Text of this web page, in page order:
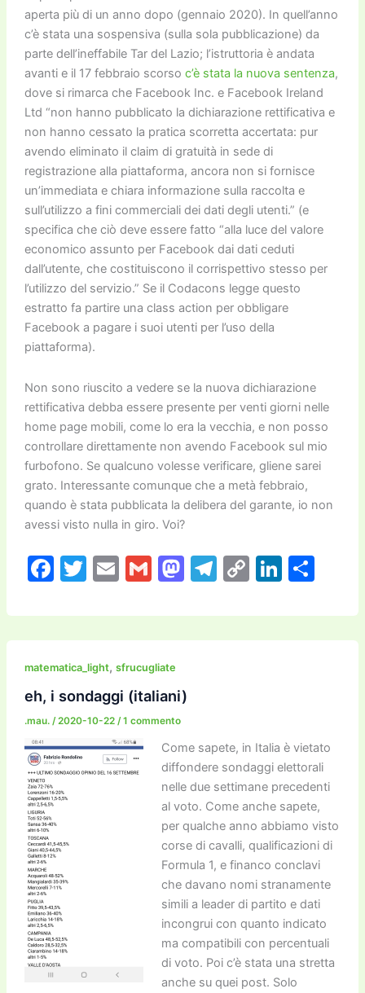
aperta più di un anno dopo (gennaio 2020). In quell’anno
c’è stata una sospensiva (sulla sola pubblicazione) da
parte dell’ineffabile Tar del Lazio; l’istruttoria è andata
avanti e il 17 febbraio scorso c’è stata la nuova sentenza,
dove si rimarca che Facebook Inc. e Facebook Ireland
Ltd “non hanno pubblicato la dichiarazione rettificativa e
non hanno cessato la pratica scorretta accertata: pur
avendo eliminato il claim di gratuità in sede di
registrazione alla piattaforma, ancora non si fornisce
un’immediata e chiara informazione sulla raccolta e
sull’utilizzo a fini commerciali dei dati degli utenti.” (e
specifica che ciò deve essere fatto “alla luce del valore
economico assunto per Facebook dai dati ceduti
dall’utente, che costituiscono il corrispettivo stesso per
l’utilizzo del servizio.” Se il Codacons legge questo
estratto fa partire una class action per obbligare
Facebook a pagare i suoi utenti per l’uso della
piattaforma).
Non sono riuscito a vedere se la nuova dichiarazione
rettificativa debba essere presente per venti giorni nelle
home page mobili, come lo era la vecchia, e non posso
controllare direttamente non avendo Facebook sul mio
furbofono. Se qualcuno volesse verificare, gliene sarei
grato. Interessante comunque che a metà febbraio,
quando è stata pubblicata la delibera del garante, io non
avessi visto nulla in giro. Voi?
F
c
e
b
o
o
k
T
itt
er
E
ai
l
G
ai
l
M
st
o
o
T
e
gr
C
p
y
Li
k
e
C
n
di
matematica_light, sfrucugliate
eh, i sondaggi (italiani)
.mau. /2020-10-22 /1 commento
Come sapete, in Italia è vietato
diffondere sondaggi elettorali
nelle due settimane precedenti
al voto. Come anche sapete,
per qualche anno abbiamo visto
corse di cavalli, qualificazioni di
Formula 1, e financo conclavi
che davano nomi stranamente
simili a leader di partito e dati
incongrui con quanto indicato
ma compatibili con percentuali
di voto. Poi c’è stata una stretta
anche su quei post. Solo